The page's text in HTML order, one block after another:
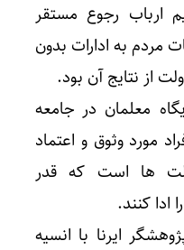
ارباب رجوع مستقر
مردم به ادارات بدون
از نتایج آن بود.
معلمان در جامعه
مورد وثوق و اعتماد
ها است که قدر
ادا کنند.
ایرنا با انسیه